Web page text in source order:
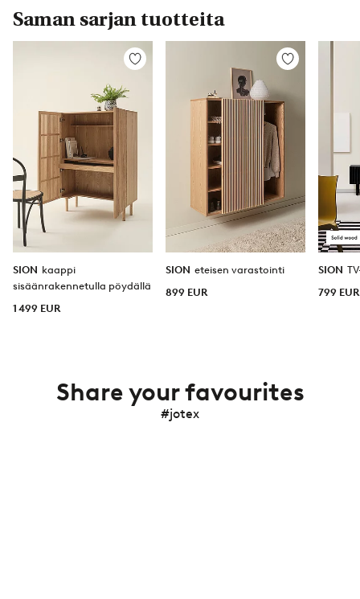
Saman sarjan tuotteita
Lisää
SION kaappi
sisäänrakennetulla pöydällä
1 499 EUR
Lisää
SION eteisen varastointi
899 EUR
SION
799 EUR
Share your favourites
#jotex